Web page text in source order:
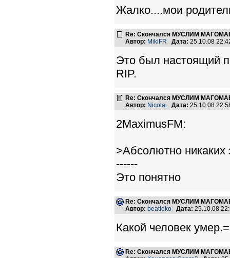
Жалко....мои
Re: Скончался МУСЛИМ
Автор: MikiFR Дата: 25.10.08
Это был настоящий
RIP.
Re: Скончался МУСЛИМ
Автор: Nicolai Дата: 25.10.08
2MaximusFM:
>Абсолютно никаких
------
Это понятно
Re: Скончался МУСЛИМ
Автор: beatloko Дата: 25.10.08
Какой человек
Re: Скончался МУСЛИМ